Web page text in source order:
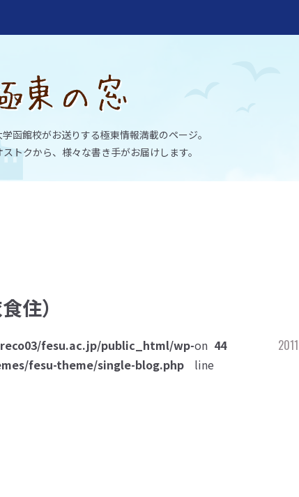
函館校がお送りする極東情報満載のページ。
トクから、様々な書き手がお届けします。
住）
fesu.ac.jp/public_html/wp-
fesu-theme/single-blog.php
on
line
44